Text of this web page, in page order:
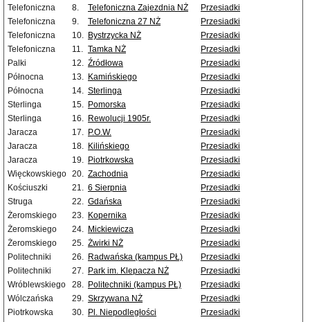
Telefoniczna
8. Telefoniczna Zajezdnia NŻ
Przesiadki
Telefoniczna
9. Telefoniczna 27 NŻ
Przesiadki
Telefoniczna
10. Bystrzycka NŻ
Przesiadki
Telefoniczna
11. Tamka NŻ
Przesiadki
Palki
12. Źródłowa
Przesiadki
Północna
13. Kamińskiego
Przesiadki
Północna
14. Sterlinga
Przesiadki
Sterlinga
15. Pomorska
Przesiadki
Sterlinga
16. Rewolucji 1905r.
Przesiadki
Jaracza
17. P.O.W.
Przesiadki
Jaracza
18. Kilińskiego
Przesiadki
Jaracza
19. Piotrkowska
Przesiadki
Więckowskiego 20. Zachodnia
Przesiadki
Kościuszki
21. 6 Sierpnia
Przesiadki
Struga
22. Gdańska
Przesiadki
Żeromskiego
23. Kopernika
Przesiadki
Żeromskiego
24. Mickiewicza
Przesiadki
Żeromskiego
25. Żwirki NŻ
Przesiadki
Politechniki
26. Radwańska (kampus PŁ)
Przesiadki
Politechniki
27. Park im. Klepacza NŻ
Przesiadki
Wróblewskiego
28. Politechniki (kampus PŁ)
Przesiadki
Wólczańska
29. Skrzywana NŻ
Przesiadki
Piotrkowska
30. Pl. Niepodległości
Przesiadki